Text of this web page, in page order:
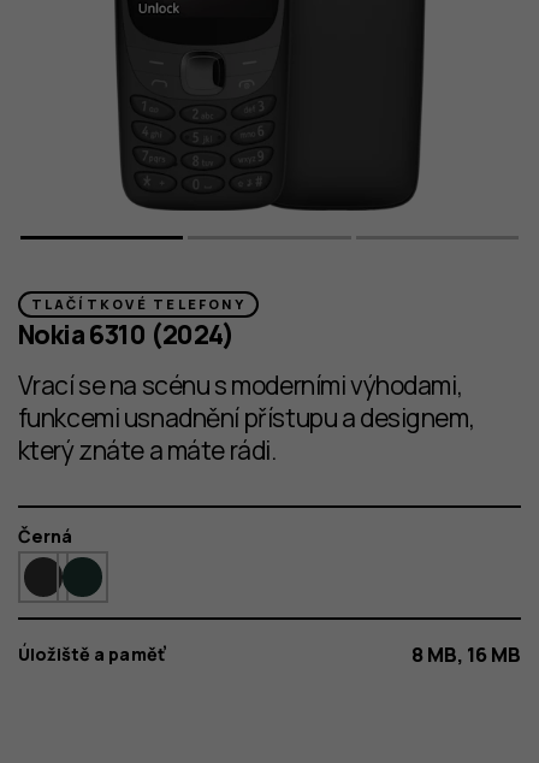
TLAČÍTKOVÉ TELEFONY
Nokia 6310 (2024)
Vrací se na scénu s moderními výhodami,
funkcemi usnadnění přístupu a designem,
který znáte a máte rádi.
Barva
Černá
Úložiště a paměť 8 MB, 16 MB